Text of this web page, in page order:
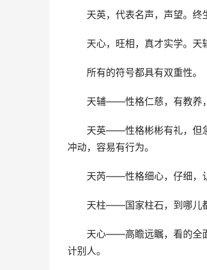
天英，代表名声，声望。终
天心，旺相，真才实学。天
所有的符号都具有双重性。
天辅――性格仁慈，有教养
天英――性格彬彬有礼，但
冲动，容易有行为。
天芮――性格细心，仔细，
天柱――国家柱石，到哪儿
天心――高瞻远瞩，看的全
计别人。